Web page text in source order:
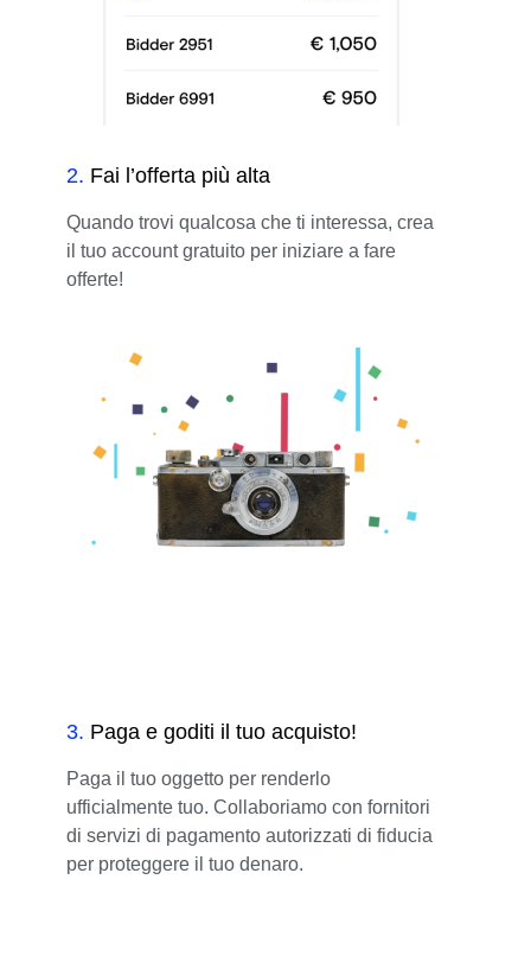
2. Fai l’offerta più alta
Quando trovi qualcosa che ti interessa, crea
il tuo account gratuito per iniziare a fare
offerte!
3. Paga e goditi il tuo acquisto!
Paga il tuo oggetto per renderlo
ufficialmente tuo. Collaboriamo con fornitori
di servizi di pagamento autorizzati di fiducia
per proteggere il tuo denaro.